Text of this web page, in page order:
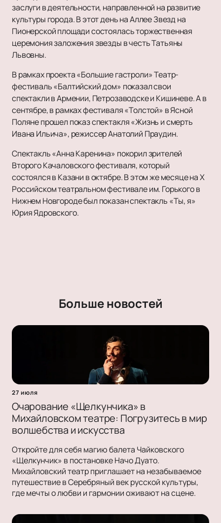
заслуги в деятельности, направленной на развитие
культуры города. В этот день на Аллее Звезд на
Пионерской площади состоялась торжественная
церемония заложения звезды в честь Татьяны
Львовны.
В рамках проекта «Большие гастроли» Театр-
фестиваль «Балтийский дом» показал свои
спектакли в Армении, Петрозаводске и Кишиневе. А в
сентябре, в рамках фестиваля «Толстой» в Ясной
Поляне прошел показ спектакля «Жизнь и смерть
Ивана Ильича», режиссер Анатолий Праудин.
Спектакль «Анна Каренина» покорил зрителей
Второго Качаловского фестиваля, который
состоялся в Казани в октябре. В этом же месяце на Х
Российском театральном фестивале им. Горького в
Нижнем Новгороде был показан спектакль «Ты, я»
Юрия Ядровского.
Больше новостей
27 июля
Очарование «Щелкунчика» в
Михайловском театре: Погрузитесь в мир
волшебства и искусства
Откройте для себя магию балета Чайковского
«Щелкунчик» в постановке Начо Дуато.
Михайловский театр приглашает на незабываемое
путешествие в Серебряный век русской культуры,
где мечты о любви и гармонии оживают на сцене.